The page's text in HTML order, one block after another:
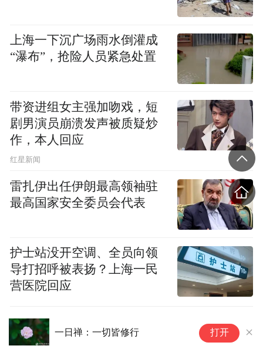
一大早带着释永信爬上寺外拉水泥的货车下
路上充饥。他不舍得住旅馆，带着释永信经
常睡澡堂子，甚至直接睡在火车站的躺椅
堂子，洗澡带睡觉一共一块钱。释行正每次
去北京都住那里；几年下来，澡堂子的工作
人员都熟识了。
上海一下沉广场雨水倒灌成
“瀑布”，抢险人员紧急处置
带资进组女主强加吻戏，短
剧男演员崩溃发声被质疑炒
作，本人回应
​红星新闻
雷扎伊出任伊朗最高领袖驻
最高国家安全委员会代表
护士站没开空调、全员向领
导打招呼被表扬？上海一民
营医院回应
一日禅：一切皆修行 打开